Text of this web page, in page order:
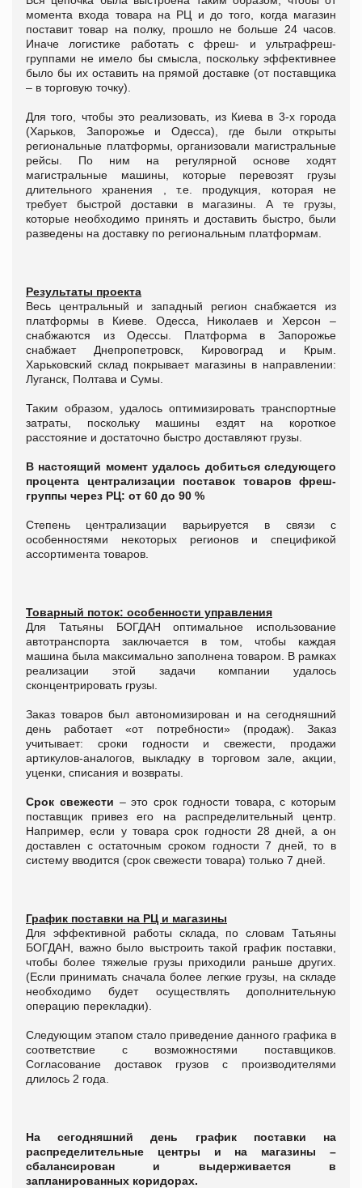
момента входа товара на РЦ и до того, когда магазин
поставит товар на полку, прошло не больше 24 часов.
Иначе логистике работать с фреш- и ультрафреш-
группами не имело бы смысла, поскольку эффективнее
было бы их оставить на прямой доставке (от поставщика
– в торговую точку).
Для того, чтобы это реализовать, из Киева в 3-х города
(Харьков, Запорожье и Одесса), где были открыты
региональные платформы, организовали магистральные
рейсы. По ним на регулярной основе ходят
магистральные машины, которые перевозят грузы
длительного хранения , т.е. продукция, которая не
требует быстрой доставки в магазины. А те грузы,
которые необходимо принять и доставить быстро, были
разведены на доставку по региональным платформам.
Результаты проекта
Весь центральный и западный регион снабжается из
платформы в Киеве. Одесса, Николаев и Херсон –
снабжаются из Одессы. Платформа в Запорожье
снабжает Днепропетровск, Кировоград и Крым.
Харьковский склад покрывает магазины в направлении:
Луганск, Полтава и Сумы.
Таким образом, удалось оптимизировать транспортные
затраты, поскольку машины ездят на короткое
расстояние и достаточно быстро доставляют грузы.
В настоящий момент удалось добиться следующего
процента централизации поставок товаров фреш-
группы через РЦ: от 60 до 90 %
Степень централизации варьируется в связи с
особенностями некоторых регионов и спецификой
ассортимента товаров.
Товарный поток: особенности управления
Для Татьяны БОГДАН оптимальное использование
автотранспорта заключается в том, чтобы каждая
машина была максимально заполнена товаром. В рамках
реализации этой задачи компании удалось
сконцентрировать грузы.
Заказ товаров был автономизирован и на сегодняшний
день работает «от потребности» (продаж). Заказ
учитывает: сроки годности и свежести, продажи
артикулов-аналогов, выкладку в торговом зале, акции,
уценки, списания и возвраты.
Срок свежести – это срок годности товара, с которым
поставщик привез его на распределительный центр.
Например, если у товара срок годности 28 дней, а он
доставлен с остаточным сроком годности 7 дней, то в
систему вводится (срок свежести товара) только 7 дней.
График поставки на РЦ и магазины
Для эффективной работы склада, по словам Татьяны
БОГДАН, важно было выстроить такой график поставки,
чтобы более тяжелые грузы приходили раньше других.
(Если принимать сначала более легкие грузы, на складе
необходимо будет осуществлять дополнительную
операцию перекладки).
Следующим этапом стало приведение данного графика в
соответствие с возможностями поставщиков.
Согласование доставок грузов с производителями
длилось 2 года.
На сегодняшний день график поставки на
распределительные центры и на магазины –
сбалансирован и выдерживается в
запланированных коридорах.